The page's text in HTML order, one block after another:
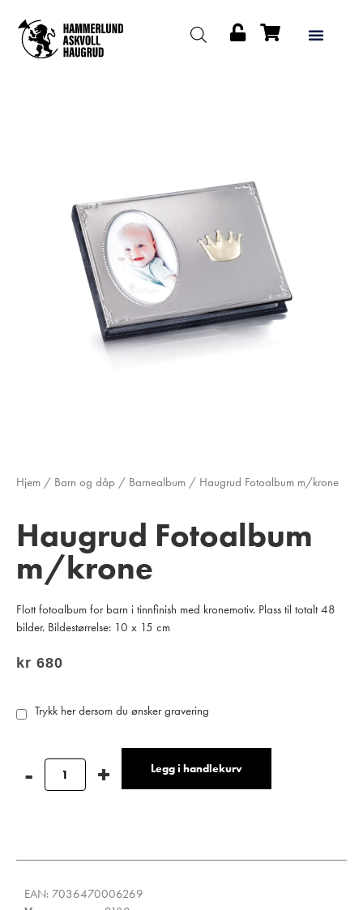
Hjem / Barn og dåp / Barnealbum / Haugrud Fotoalbum m/krone
Haugrud Fotoalbum
m/krone
Flott fotoalbum for barn i tinnfinish med kronemotiv. Plass til totalt 48
bilder. Bildestørrelse: 10 x 15 cm
kr 680
Trykk her dersom du ønsker gravering
Legg i handlekurv
EAN: 7036470006269